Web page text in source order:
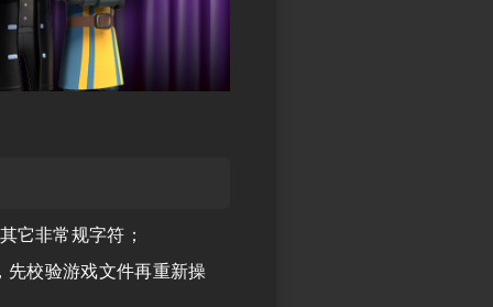
它非常规字符；
先校验游戏文件再重新操